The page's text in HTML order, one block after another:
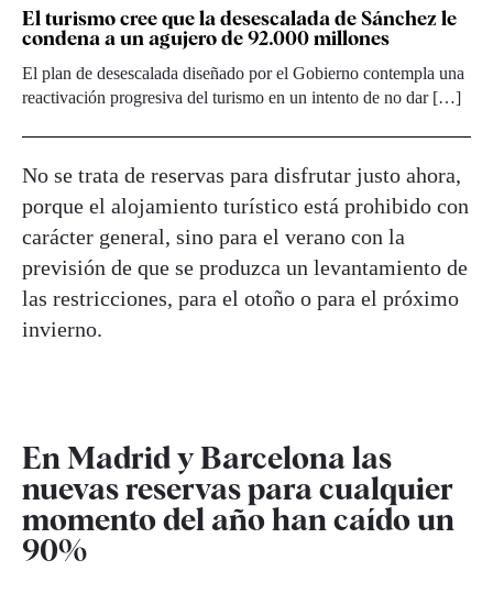
El turismo cree que la desescalada de Sánchez le
condena a un agujero de 92.000 millones
El plan de desescalada diseñado por el Gobierno contempla una
reactivación progresiva del turismo en un intento de no dar […]
No se trata de reservas para disfrutar justo ahora,
porque el alojamiento turístico está prohibido con
carácter general, sino para el verano con la
previsión de que se produzca un levantamiento de
las restricciones, para el otoño o para el próximo
invierno.
En Madrid y Barcelona las
nuevas reservas para cualquier
momento del año han caído un
90%